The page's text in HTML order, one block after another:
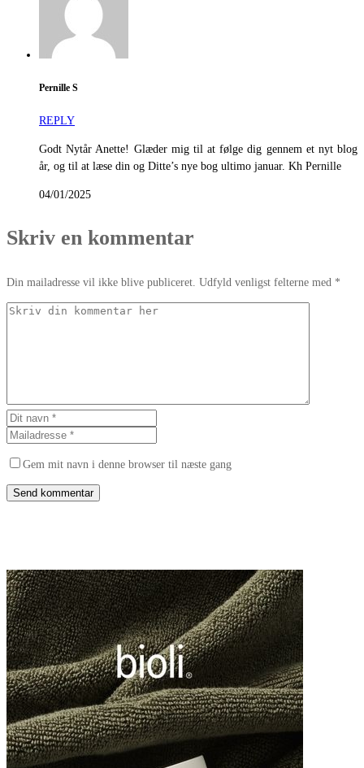
Pernille S
REPLY
Godt Nytår Anette! Glæder mig til at følge dig gennem et nyt blog
år, og til at læse din og Ditte’s nye bog ultimo januar. Kh Pernille
04/01/2025
Skriv en kommentar
Din mailadresse vil ikke blive publiceret. Udfyld venligst felterne med *
Gem mit navn i denne browser til næste gang